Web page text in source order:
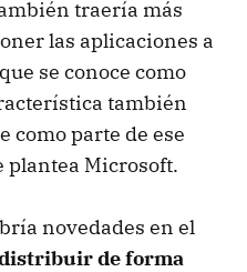
traería más
las aplicaciones a
se conoce como
también
como parte de ese
plantea Microsoft.
novedades en el
de forma